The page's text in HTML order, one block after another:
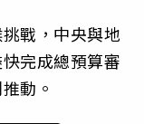
戰，中央與地
完成總預算審
動。